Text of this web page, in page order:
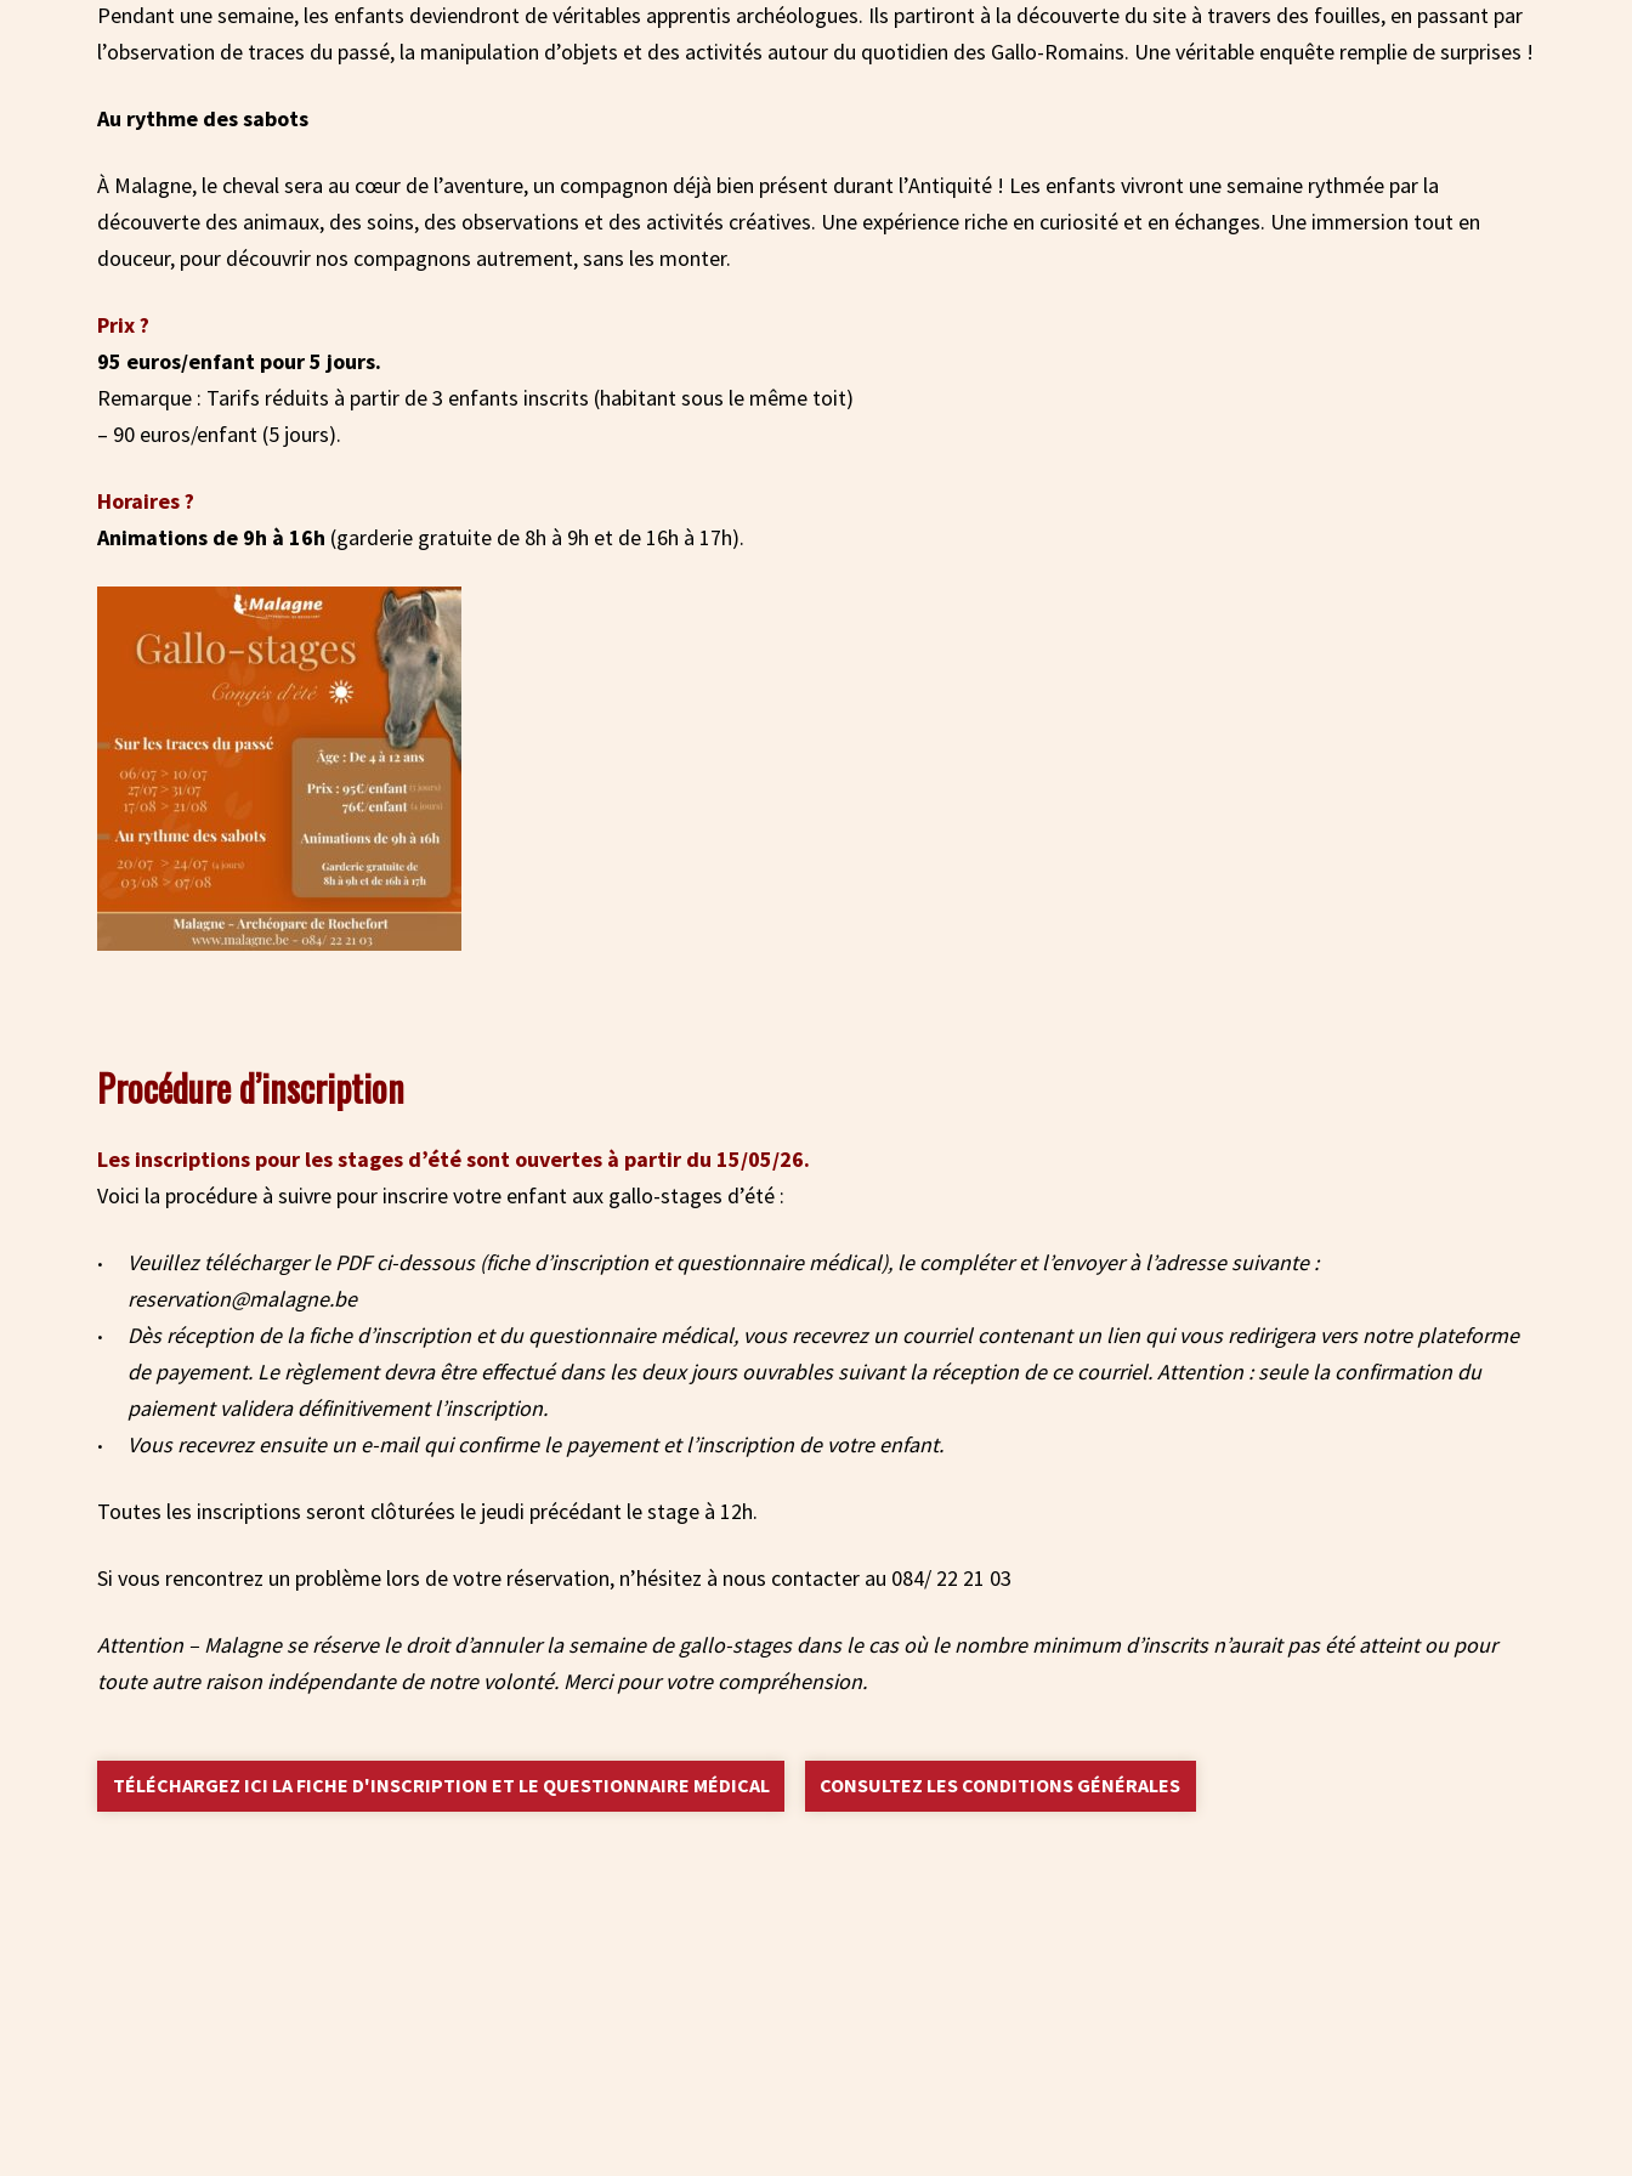
Pendant une semaine, les enfants deviendront de véritables apprentis archéologues. Ils partiront à la découverte du site à travers des fouilles, en passant par
l’observation de traces du passé, la manipulation d’objets et des activités autour du quotidien des Gallo-Romains. Une véritable enquête remplie de surprises !
Au rythme des sabots
À Malagne, le cheval sera au cœur de l’aventure, un compagnon déjà bien présent durant l’Antiquité ! Les enfants vivront une semaine rythmée par la
découverte des animaux, des soins, des observations et des activités créatives. Une expérience riche en curiosité et en échanges. Une immersion tout en
douceur, pour découvrir nos compagnons autrement, sans les monter.
Prix ?
95 euros/enfant pour 5 jours.
Remarque : Tarifs réduits à partir de 3 enfants inscrits (habitant sous le même toit)
– 90 euros/enfant (5 jours).
Horaires ?
Animations de 9h à 16h (garderie gratuite de 8h à 9h et de 16h à 17h).
Procédure d’inscription
Les inscriptions pour les stages d’été sont ouvertes à partir du 15/05/26.
Voici la procédure à suivre pour inscrire votre enfant aux gallo-stages d’été :
Veuillez télécharger le PDF ci-dessous (fiche d’inscription et questionnaire médical), le compléter et l’envoyer à l’adresse suivante :
reservation@malagne.be
Dès réception de la fiche d’inscription et du questionnaire médical, vous recevrez un courriel contenant un lien qui vous redirigera vers notre plateforme
de payement. Le règlement devra être effectué dans les deux jours ouvrables suivant la réception de ce courriel. Attention : seule la confirmation du
paiement validera définitivement l’inscription.
Vous recevrez ensuite un e-mail qui confirme le payement et l’inscription de votre enfant.
Toutes les inscriptions seront clôturées le jeudi précédant le stage à 12h.
Si vous rencontrez un problème lors de votre réservation, n’hésitez à nous contacter au 084/ 22 21 03
Attention – Malagne se réserve le droit d’annuler la semaine de gallo-stages dans le cas où le nombre minimum d’inscrits n’aurait pas été atteint ou pour
toute autre raison indépendante de notre volonté. Merci pour votre compréhension.
TÉLÉCHARGEZ ICI LA FICHE D'INSCRIPTION ET LE QUESTIONNAIRE MÉDICAL CONSULTEZ LES CONDITIONS GÉNÉRALES